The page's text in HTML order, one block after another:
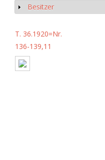
Show
Besitzer
T. 36.1920=Nr.
136-139,11